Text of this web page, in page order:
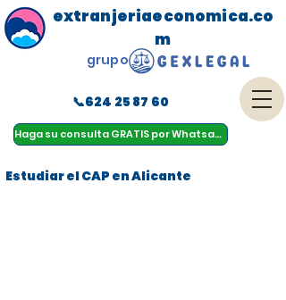
Haga su consulta GRATIS por Whatsapp
menu
extranjeriaeconomica.co
m
📞624 25 87 60
grupo
Estudiar el CAP en Alicante